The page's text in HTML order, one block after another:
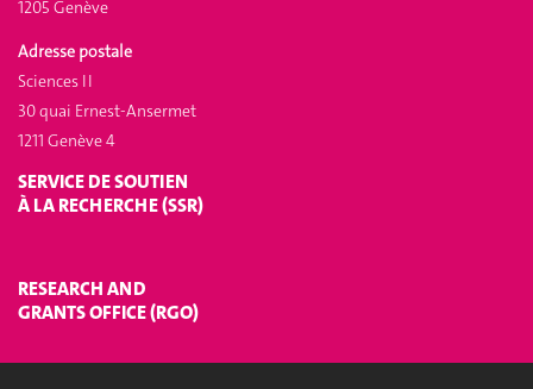
1205 Genève
Adresse postale
Sciences II
30 quai Ernest-Ansermet
1211 Genève 4
SERVICE DE SOUTIEN
À LA RECHERCHE (SSR)
RESEARCH AND
GRANTS OFFICE (RGO)